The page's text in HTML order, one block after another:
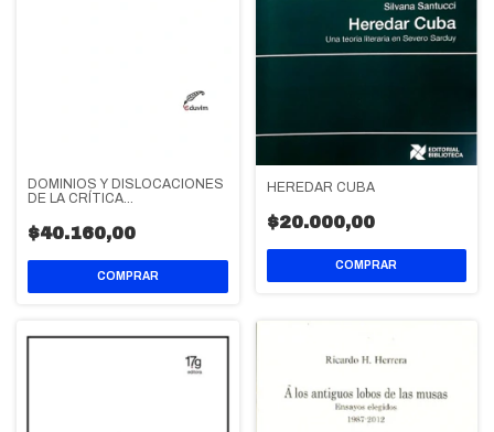
DOMINIOS Y DISLOCACIONES
DE LA CRÍTICA
$40.160,00
HEREDAR CUBA
$20.000,00